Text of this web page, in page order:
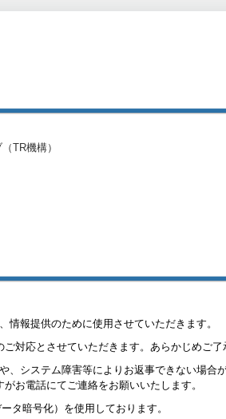
TR機構）
報提供のために使用させていただきます。
対応とさせていただきます。あらかじめご
、システム障害等によりお返事できない場合
お電話にてご連絡をお願いいたします。
タ暗号化）を使用しております。